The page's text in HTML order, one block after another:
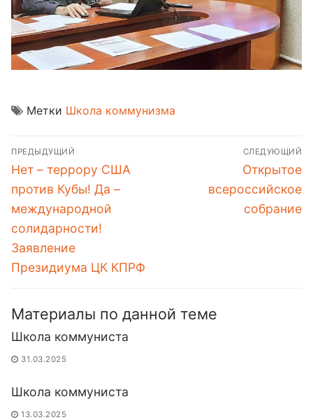
Метки Школа коммунизма
Навигация
по
записям
ПРЕДЫДУЩИЙ
Предыдущая
запись:
Нет – террору США
против Кубы! Да –
международной
солидарности!
Заявление
Президиума ЦК КПРФ
СЛЕДУЮЩИЙ
Следующая
запись:
Открытое
всероссийское
собрание
Материалы по данной теме
Школа коммуниста
31.03.2025
Школа коммуниста
13.03.2025